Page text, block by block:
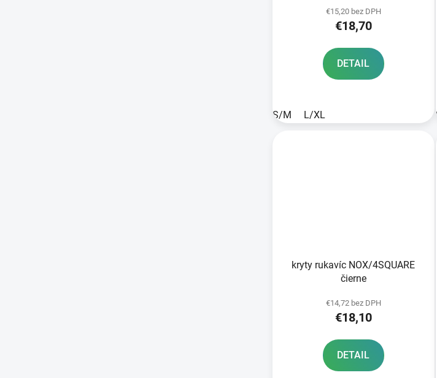
€15,20 bez DPH
€18,70
DETAIL
S/M L/XL
kryty rukavíc NOX/4SQUARE
čierne
€14,72 bez DPH
€18,10
DETAIL